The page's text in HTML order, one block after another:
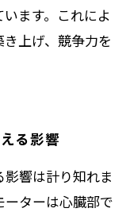
ます。これによ
上げ、競争力を
る影響
響は計り知れま
ターは心臓部で